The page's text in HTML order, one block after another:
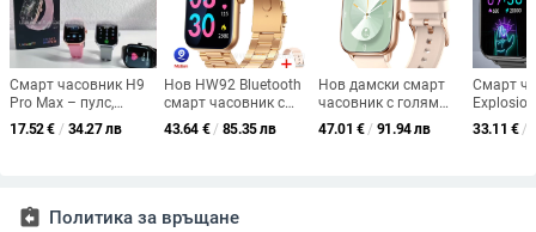
Смарт часовник H9
Pro Max – пулс,
кислород в кръвта,
кръвно налягане,
17.52€ / 34.27 лв
Нов HW92 Bluetooth
смарт часовник с
голям екран,
функция за
жени.
43.64 € / 85.35 лв
Нов дамски смарт
часовник с голям
екран, пулс, кръвно
налягане, смарт
47.01 € / 91.94 лв
Смарт
33.11 € /
assignment_return Политика за връщане